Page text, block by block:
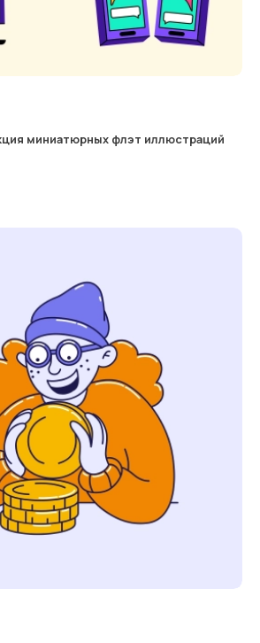
миниатюрных флэт иллюстраций